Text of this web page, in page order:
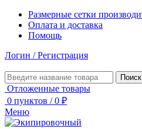
Размерные сетки
Оплата и доставка
Помощь
Логин / Регистрация
Поиск
Отложенные товары
0 пунктов / 0 ₽
Меню